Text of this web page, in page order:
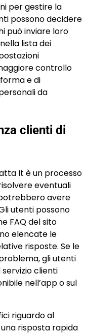
per gestire la
possono decidere
può inviare loro
lista dei
controllo
e di
da
clienti di
It è un processo
eventuali
avere
utenti possono
FAQ del sito
elencate le
risposte. Se le
gli utenti
clienti
nell’app o sul
riguardo al
risposta rapida